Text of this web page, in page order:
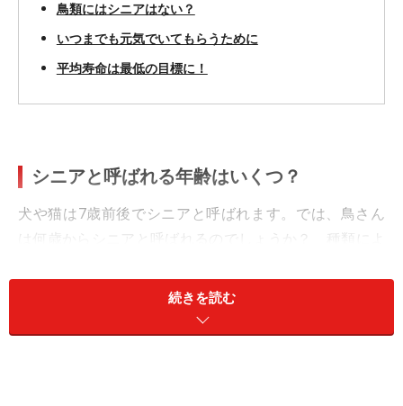
鳥類にはシニアはない？
いつまでも元気でいてもらうために
平均寿命は最低の目標に！
シニアと呼ばれる年齢はいくつ？
犬や猫は7歳前後でシニアと呼ばれます。では、鳥さん
は何歳からシニアと呼ばれるのでしょうか？ 種類によ
と種類ごとに「何歳ぐらいからシニア」という目安があ
るのではないかと思い、調べてみました。そして、調べ
た結果は、私には驚くものでした。
続きを読む